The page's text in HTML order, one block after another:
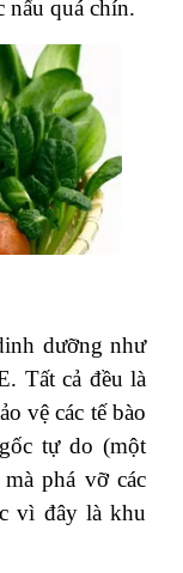
chống oxy
khẩu phần ăn
rau nhưcải
cường thị
ánh sáng mặt
tế bào trong
những lợi ích
quá chín.